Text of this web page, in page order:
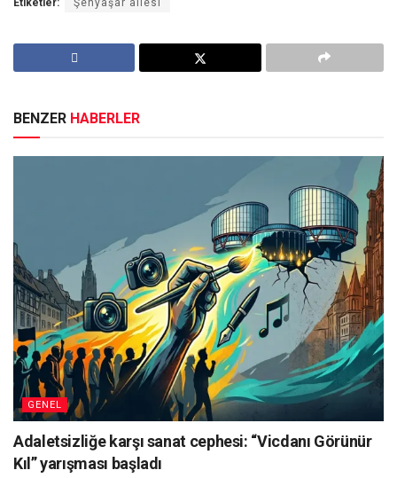
Etiketler: Şenyaşar ailesi
BENZER HABERLER
GENEL
Adaletsizliğe karşı sanat cephesi: “Vicdanı Görünür
Kıl” yarışması başladı